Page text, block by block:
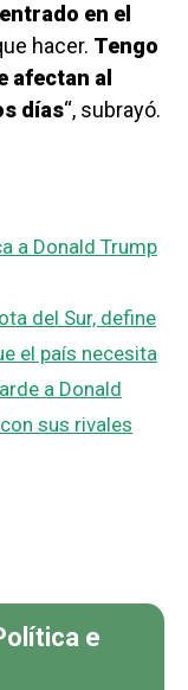
en el
hacer. Tengo
afectan al
días“, subrayó.
a Donald Trump
del Sur, define
el país necesita
a Donald
sus rivales
e